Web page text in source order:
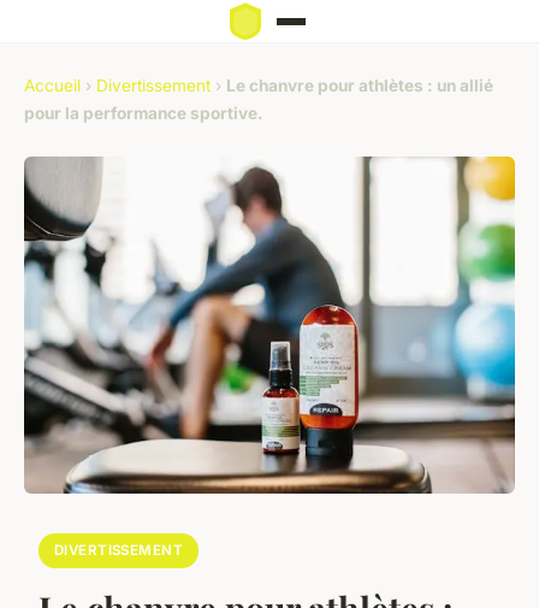
Accueil › Divertissement › Le chanvre pour athlètes : un allié
pour la performance sportive.
DIVERTISSEMENT